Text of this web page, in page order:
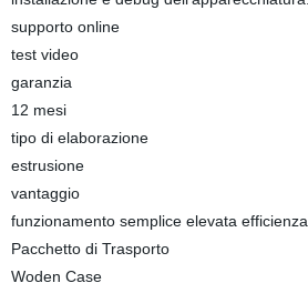
supporto online
test video
garanzia
12 mesi
tipo di elaborazione
estrusione
vantaggio
funzionamento semplice elevata efficienza
Pacchetto di Trasporto
Woden Case